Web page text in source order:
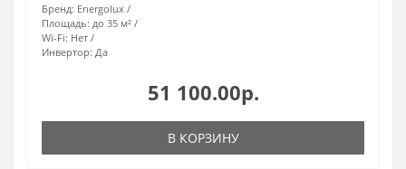
Бренд: Energolux
Площадь: до 35 м²
Wi-Fi: Нет
Инвертор: Да
51 100.00р.
В КОРЗИНУ